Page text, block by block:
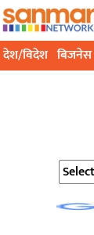
देश/विदेश बिजनेस